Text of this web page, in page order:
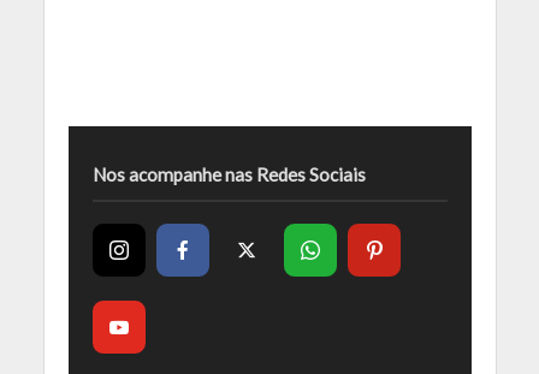
Nos acompanhe nas Redes Sociais